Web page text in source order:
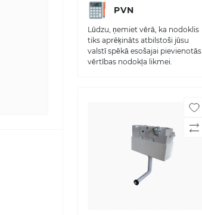
PVN
Lūdzu, ņemiet vērā, ka nodoklis
tiks aprēķināts atbilstoši jūsu
valstī spēkā esošajai pievienotās
vērtības nodokļa likmei.